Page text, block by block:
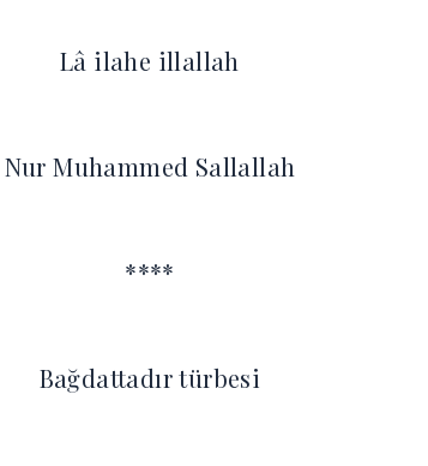
Lâ ilahe illallah
Nur Muhammed Sallallah
****
Bağdattadır türbesi